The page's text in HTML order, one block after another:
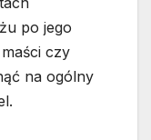
po jego
czy
na ogólny